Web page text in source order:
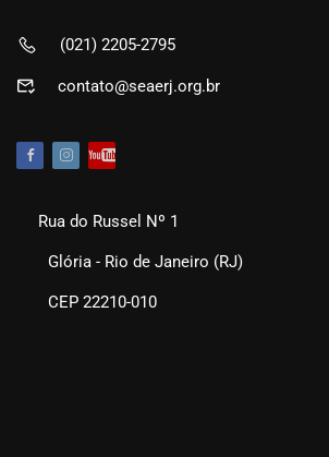
(021) 2205-2795
contato@seaerj.org.br
Rua do Russel Nº 1
Glória - Rio de Janeiro (RJ)
CEP 22210-010